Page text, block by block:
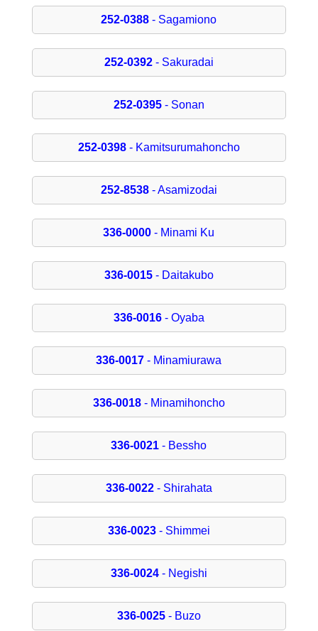
252-0388 - Sagamiono
252-0392- Sakuradai
252-0395- Sonan
252-0398- Kamitsurumahoncho
252-8538- Asamizodai
336-0000 - Minami Ku
336-0015- Daitakubo
336-0016- Oyaba
336-0017 - Minamiurawa
336-0018- Minamihoncho
336-0021 - Bessho
336-0022- Shirahata
336-0023- Shimmei
336-0024- Negishi
336-0025- Buzo